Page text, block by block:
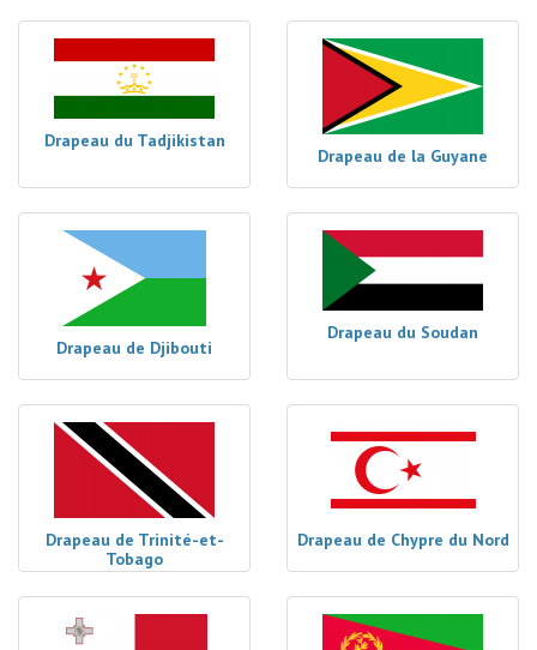
Drapeau du Tadjikistan
Drapeau de la Guyane
Drapeau de Djibouti
Drapeau du Soudan
Drapeau de Trinité-et-
Tobago
Drapeau de Chypre du Nord